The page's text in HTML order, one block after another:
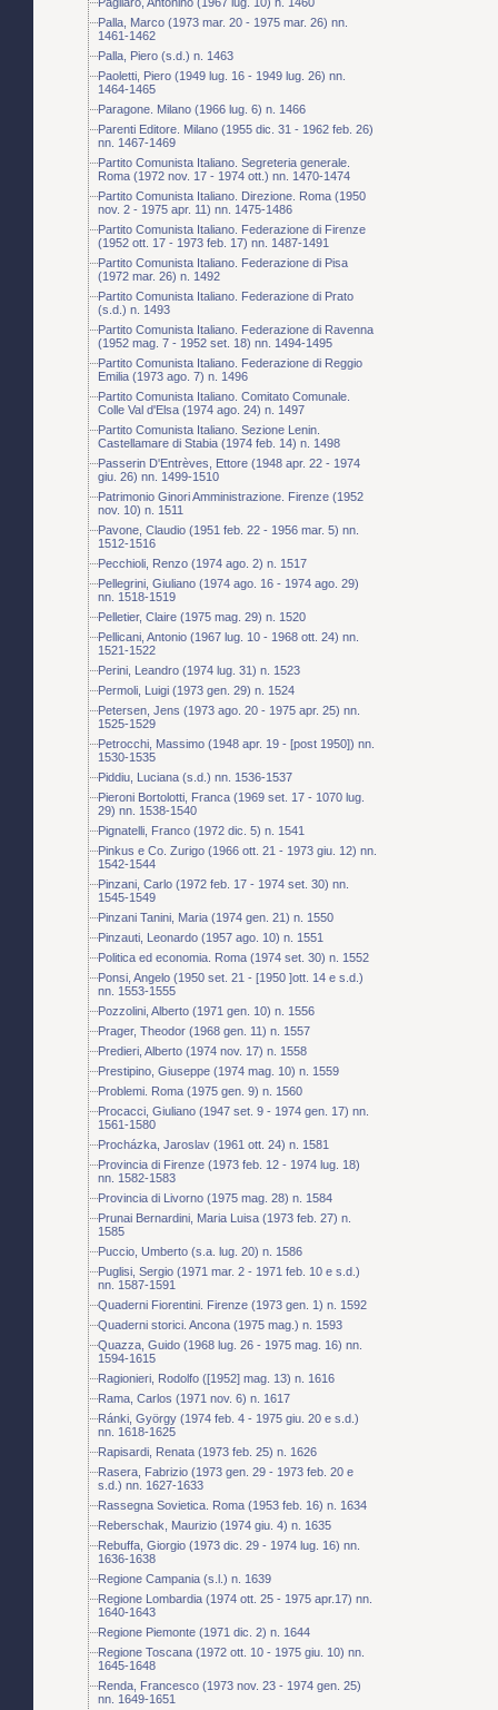
Palla, Marco (1973 mar. 20 - 1975 mar. 26) nn.
1461-1462
Palla, Piero (s.d.) n. 1463
Paoletti, Piero (1949 lug. 16 - 1949 lug. 26) nn.
1464-1465
Paragone. Milano (1966 lug. 6) n. 1466
Parenti Editore. Milano (1955 dic. 31 - 1962 feb. 26)
nn. 1467-1469
Partito Comunista Italiano. Segreteria generale.
Roma (1972 nov. 17 - 1974 ott.) nn. 1470-1474
Partito Comunista Italiano. Direzione. Roma (1950
nov. 2 - 1975 apr. 11) nn. 1475-1486
Partito Comunista Italiano. Federazione di Firenze
(1952 ott. 17 - 1973 feb. 17) nn. 1487-1491
Partito Comunista Italiano. Federazione di Pisa
(1972 mar. 26) n. 1492
Partito Comunista Italiano. Federazione di Prato
(s.d.) n. 1493
Partito Comunista Italiano. Federazione di Ravenna
(1952 mag. 7 - 1952 set. 18) nn. 1494-1495
Partito Comunista Italiano. Federazione di Reggio
Emilia (1973 ago. 7) n. 1496
Partito Comunista Italiano. Comitato Comunale.
Colle Val d'Elsa (1974 ago. 24) n. 1497
Partito Comunista Italiano. Sezione Lenin.
Castellamare di Stabia (1974 feb. 14) n. 1498
Passerin D'Entrèves, Ettore (1948 apr. 22 - 1974
giu. 26) nn. 1499-1510
Patrimonio Ginori Amministrazione. Firenze (1952
nov. 10) n. 1511
Pavone, Claudio (1951 feb. 22 - 1956 mar. 5) nn.
1512-1516
Pecchioli, Renzo (1974 ago. 2) n. 1517
Pellegrini, Giuliano (1974 ago. 16 - 1974 ago. 29)
nn. 1518-1519
Pelletier, Claire (1975 mag. 29) n. 1520
Pellicani, Antonio (1967 lug. 10 - 1968 ott. 24) nn.
1521-1522
Perini, Leandro (1974 lug. 31) n. 1523
Permoli, Luigi (1973 gen. 29) n. 1524
Petersen, Jens (1973 ago. 20 - 1975 apr. 25) nn.
1525-1529
Petrocchi, Massimo (1948 apr. 19 - [post 1950]) nn.
1530-1535
Piddiu, Luciana (s.d.) nn. 1536-1537
Pieroni Bortolotti, Franca (1969 set. 17 - 1070 lug.
29) nn. 1538-1540
Pignatelli, Franco (1972 dic. 5) n. 1541
Pinkus e Co. Zurigo (1966 ott. 21 - 1973 giu. 12) nn.
1542-1544
Pinzani, Carlo (1972 feb. 17 - 1974 set. 30) nn.
1545-1549
Pinzani Tanini, Maria (1974 gen. 21) n. 1550
Pinzauti, Leonardo (1957 ago. 10) n. 1551
Politica ed economia. Roma (1974 set. 30) n. 1552
Ponsi, Angelo (1950 set. 21 - [1950 ]ott. 14 e s.d.)
nn. 1553-1555
Pozzolini, Alberto (1971 gen. 10) n. 1556
Prager, Theodor (1968 gen. 11) n. 1557
Predieri, Alberto (1974 nov. 17) n. 1558
Prestipino, Giuseppe (1974 mag. 10) n. 1559
Problemi. Roma (1975 gen. 9) n. 1560
Procacci, Giuliano (1947 set. 9 - 1974 gen. 17) nn.
1561-1580
Procházka, Jaroslav (1961 ott. 24) n. 1581
Provincia di Firenze (1973 feb. 12 - 1974 lug. 18)
nn. 1582-1583
Provincia di Livorno (1975 mag. 28) n. 1584
Prunai Bernardini, Maria Luisa (1973 feb. 27) n.
1585
Puccio, Umberto (s.a. lug. 20) n. 1586
Puglisi, Sergio (1971 mar. 2 - 1971 feb. 10 e s.d.)
nn. 1587-1591
Quaderni Fiorentini. Firenze (1973 gen. 1) n. 1592
Quaderni storici. Ancona (1975 mag.) n. 1593
Quazza, Guido (1968 lug. 26 - 1975 mag. 16) nn.
1594-1615
Ragionieri, Rodolfo ([1952] mag. 13) n. 1616
Rama, Carlos (1971 nov. 6) n. 1617
Ránki, György (1974 feb. 4 - 1975 giu. 20 e s.d.)
nn. 1618-1625
Rapisardi, Renata (1973 feb. 25) n. 1626
Rasera, Fabrizio (1973 gen. 29 - 1973 feb. 20 e
s.d.) nn. 1627-1633
Rassegna Sovietica. Roma (1953 feb. 16) n. 1634
Reberschak, Maurizio (1974 giu. 4) n. 1635
Rebuffa, Giorgio (1973 dic. 29 - 1974 lug. 16) nn.
1636-1638
Regione Campania (s.l.) n. 1639
Regione Lombardia (1974 ott. 25 - 1975 apr.17) nn.
1640-1643
Regione Piemonte (1971 dic. 2) n. 1644
Regione Toscana (1972 ott. 10 - 1975 giu. 10) nn.
1645-1648
Renda, Francesco (1973 nov. 23 - 1974 gen. 25)
nn. 1649-1651